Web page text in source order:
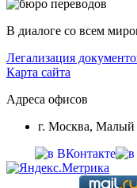
В диалоге со всем
Легализация
Карта сайта
Адреса офисов
г. Москва, Малый